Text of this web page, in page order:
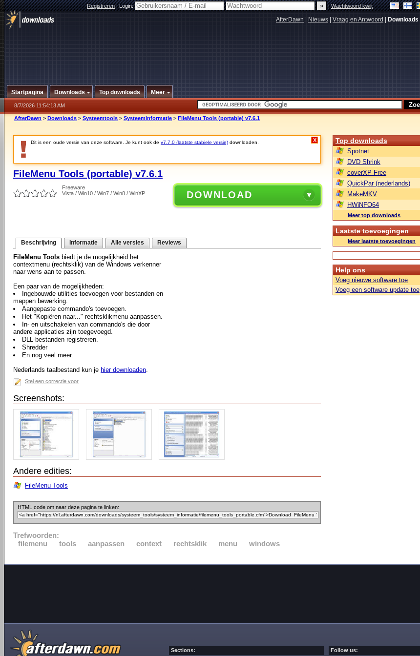
Registreren|Login: |Wachtwoord kwijt
AfterDawn Nieuws Vraag en Antwoord Downloads
Startpagina Downloads Top downloads Meer
8/7/2026 11:54:13 AM
AfterDawn > Downloads > Systeemtools > Systeeminformatie > FileMenu Tools (portable) v7.6.1
Dit is een oude versie van deze software. Je kunt ook de v7.7.0 (laatste stabiele versie) downloaden. X
FileMenu Tools (portable) v7.6.1
Freeware
Vista / Win10 / Win7 / Win8 / WinXP
DOWNLOAD
Beschrijving Informatie Alle versies Reviews
FileMenu Tools biedt je de mogelijkheid het
contextmenu (rechtsklik) van de Windows verkenner
naar wens aan te passen.
Een paar van de mogelijkheden:
Ingebouwde utilities toevoegen voor bestanden en
mappen bewerking.
Aangepaste commando's toevoegen.
Het "Kopiëren naar..." rechtsklikmenu aanpassen.
In- en uitschakelen van commando's die door
andere applicaties zijn toegevoegd.
DLL-bestanden registreren.
Shredder
En nog veel meer.
Nederlands taalbestand kun je hier downloaden.
Stel een correctie voor
Screenshots:
Andere edities:
FileMenu Tools
HTML code om naar deze pagina te linken:
Trefwoorden:
filemenu
tools aanpassen context rechtsklik menu windows
Top downloads
Spotnet
DVD Shrink
coverXP Free
QuickPar (nederlands)
MakeMKV
HWiNFO64
Meer top downloads
Laatste toevoegingen
Meer laatste toevoegingen
Help ons
Voeg nieuwe software toe
Voeg een software update toe
Sections: Follow us: